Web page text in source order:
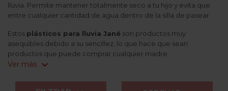
lluvia. Permite mantener totalmente seco a tu hijo y evita que
entre cualquier cantidad de agua dentro de la silla de pasear.
Estos plásticos para lluvia Jané son productos muy
asequibles debido a su sencillez, lo que hace que sean
productos que puede comprar cualquier madre.
Ver más expand_more